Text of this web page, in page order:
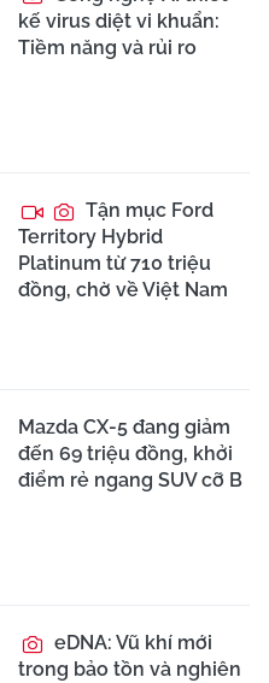
kế virus diệt vi khuẩn:
Tiềm năng và rủi ro
Tận mục Ford
Territory Hybrid
Platinum từ 710 triệu
đồng, chờ về Việt Nam
Mazda CX-5 đang giảm
đến 69 triệu đồng, khởi
điểm rẻ ngang SUV cỡ B
eDNA: Vũ khí mới
trong bảo tồn và nghiên